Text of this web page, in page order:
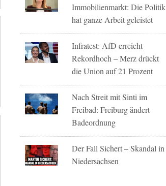
Immobilienmarkt: Die Politik
hat ganze Arbeit geleistet
Infratest: AfD erreicht
Rekordhoch – Merz drückt
die Union auf 21 Prozent
Nach Streit mit Sinti im
Freibad: Freiburg ändert
Badeordnung
Der Fall Sichert – Skandal in
Niedersachsen